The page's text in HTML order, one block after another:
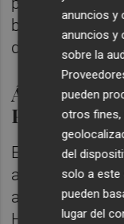
bloques" que
diálogo" y no
Áreas
Pacte del
El cabeza de
avanzado que,
asumirá la
Humanos, un
anuncios y
anuncios y
sobre la
pueden
otros fines,
del
solo a este
pueden
lugar del